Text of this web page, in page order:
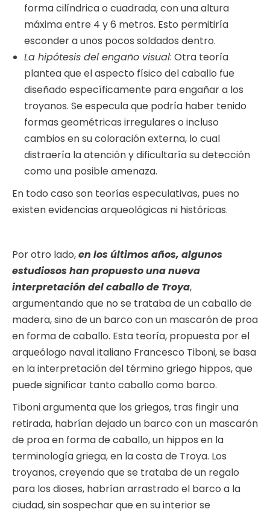
forma cilíndrica o cuadrada, con una altura
máxima entre 4 y 6 metros. Esto permitiría
esconder a unos pocos soldados dentro.
La hipótesis del engaño visual: Otra teoría
plantea que el aspecto físico del caballo fue
diseñado específicamente para engañar a los
troyanos. Se especula que podría haber tenido
formas geométricas irregulares o incluso
cambios en su coloración externa, lo cual
distraería la atención y dificultaría su detección
como una posible amenaza.
En todo caso son teorías especulativas, pues no
existen evidencias arqueológicas ni históricas.
Por otro lado,en los últimos años, algunos
estudiosos han propuesto una nueva
interpretación del caballo de Troya,
argumentando que no se trataba de un caballo de
madera, sino de un barco con un mascarón de proa
en forma de caballo. Esta teoría, propuesta por el
arqueólogo naval italiano Francesco Tiboni, se basa
en la interpretación del término griego hippos, que
puede significar tanto caballo como barco.
Tiboni argumenta que los griegos, tras fingir una
retirada, habrían dejado un barco con un mascarón
de proa en forma de caballo, un hippos en la
terminología griega, en la costa de Troya. Los
troyanos, creyendo que se trataba de un regalo
para los dioses, habrían arrastrado el barco a la
ciudad, sin sospechar que en su interior se